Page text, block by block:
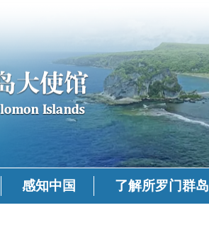
感知中国 了解所罗门群岛